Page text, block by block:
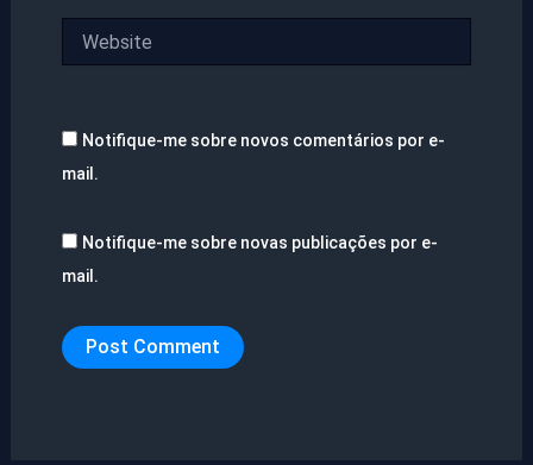
Notifique-me sobre novos comentários por e-
mail.
Notifique-me sobre novas publicações por e-
mail.